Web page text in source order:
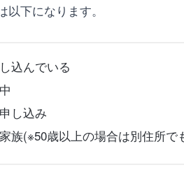
下になります。
込んでいる
し込み
族(※50歳以上の場合は別住所で